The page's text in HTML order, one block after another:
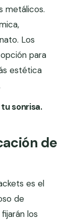
metálicos.
Los
para
estética
sonrisa.
de
es el
de
los